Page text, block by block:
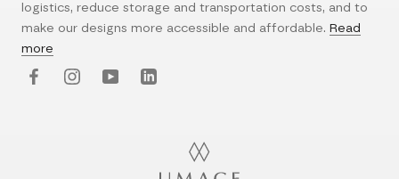
logistics, reduce storage and transportation costs, and to
make our designs more accessible and affordable. Read
more